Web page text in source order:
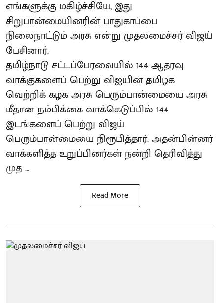
எங்களுக்கு மகிழ்ச்சியே, இது
சிறுபான்மையினரின் பாதுகாப்பை
நிலைநாட்டும் அரசு என்று முதலமைச்சர் விஜய்
பேசினார்.
தமிழ்நாடு சட்டப்பேரவையில் 144 ஆதரவு
வாக்குகளைப் பெற்று விஜயின் தமிழக
வெற்றிக் கழக அரசு பெரும்பான்மையை அரசு
மீதான நம்பிக்கை வாக்கெடுப்பில் 144
இடங்களைப் பெற்று விஜய்
பெரும்பான்மையை நிரூபித்தார். அதன்பின்னர்
வாக்களித்த உறுப்பினர்கள் நன்றி தெரிவித்து
முத ...
Read More